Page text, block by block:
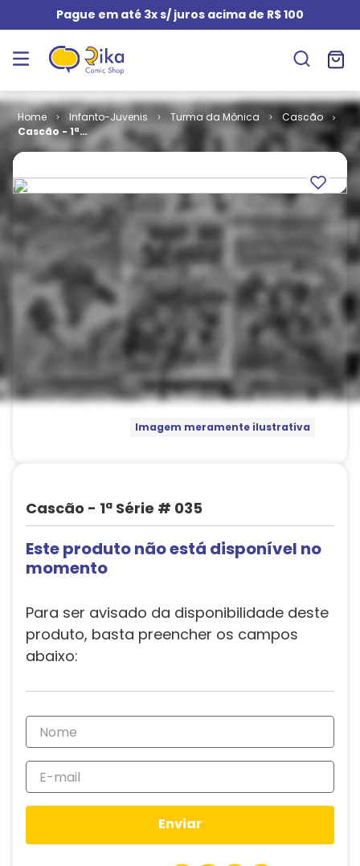
Pague em até 3x s/ juros acima de R$ 100
Infanto-Juvenis Turma da Mônica
Cascão
Cascão - 1ª
Série # 035
Imagem meramente ilustrativa
Cascão - 1ª Série # 035
Este produto não está disponível no
momento
Para ser avisado da disponibilidade deste
produto, basta preencher os campos
abaixo:
Enviar